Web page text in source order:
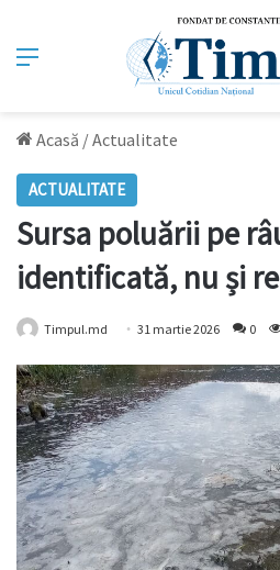
Meniu
Acasă /Actualitate
ACTUALITATE
Sursa poluării pe
identificată, nu și
Timpul.md 31 martie 2026 0